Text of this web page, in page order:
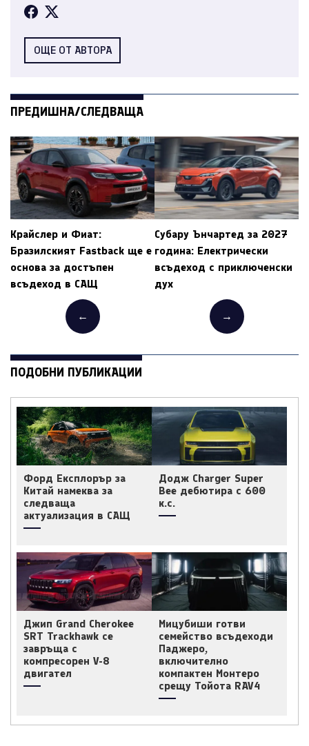
ОЩЕ ОТ АВТОРА
ПРЕДИШНА/СЛЕДВАЩА
Крайслер и Фиат:
Бразилският Fastback ще е
основа за достъпен
всъдеход в САЩ
←
Субару Ънчартед за 2027
година: Електрически
всъдеход с приключенски
дух
→
ПОДОБНИ ПУБЛИКАЦИИ
Форд Експлорър за
Китай намеква за
следваща
актуализация в САЩ
Додж Charger Super
Bee дебютира с 600
к.с.
Джип Grand Cherokee
SRT Trackhawk се
завръща с
компресорен V-8
двигател
Мицубиши готви
семейство всъдеходи
Паджеро,
включително
компактен Монтеро
срещу Тойота RAV4